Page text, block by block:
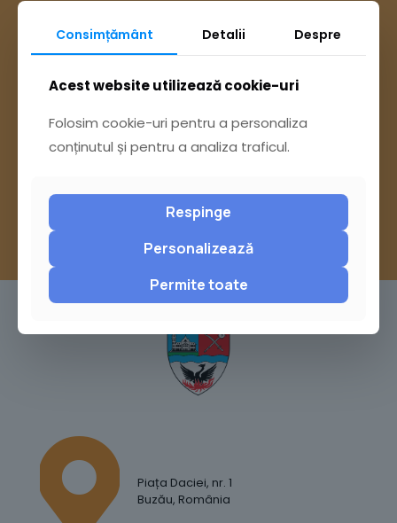
Ai întrebări? Accesează
sau trimite o sesizare pe Buzău City
Piața Daciei, nr. 1
Buzău, România
Consimțământ Detalii Despre
Acest website utilizează cookie-uri
Folosim cookie-uri pentru a personaliza
conținutul și pentru a analiza traficul.
Respinge
Personalizează
Permite toate